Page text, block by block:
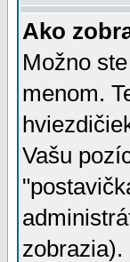
Ako
Možno
menom.
Vašu